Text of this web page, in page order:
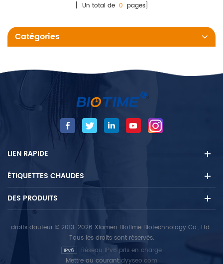
[ Un total de 0 pages]
Catégories
LIEN RAPIDE
ÉTIQUETTES CHAUDES
DES PRODUITS
droits dauteur © 2013-2026 Xiamen Biotime Biotechnology Co., Ltd..
Tous les droits sont réservés.
Réseau IPv6 pris en charge
Mettre au courant:dyyseo.com